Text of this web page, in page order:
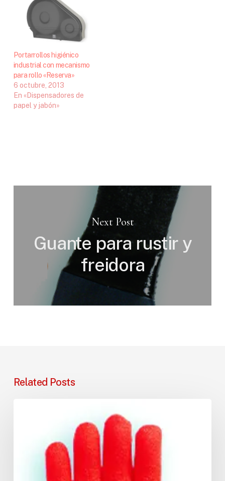
comprar ó alquilar
uniformes para sus
empleados, en…
Portarrollos higiénico
industrial con mecanismo
para rollo «Reserva»
6 octubre, 2013
En «Dispensadores de
papel y jabón»
Next Post
Guante para rustir y
freidora
Related Posts
congelados